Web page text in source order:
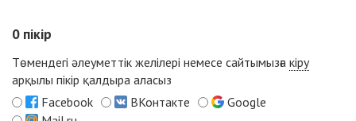
0 пікір
Төмендегі әлеуметтік желілері немесе сайтымызға кіру
арқылы пікір қалдыра аласыз
Facebook
ВКонтакте
Google